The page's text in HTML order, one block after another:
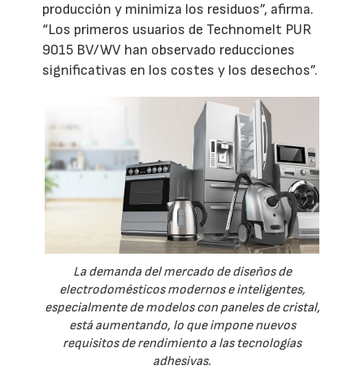
producción y minimiza los residuos”, afirma.
“Los primeros usuarios de Technomelt PUR
9015 BV/WV han observado reducciones
significativas en los costes y los desechos”.
La demanda del mercado de diseños de
electrodomésticos modernos e inteligentes,
especialmente de modelos con paneles de cristal,
está aumentando, lo que impone nuevos
requisitos de rendimiento a las tecnologías
adhesivas.